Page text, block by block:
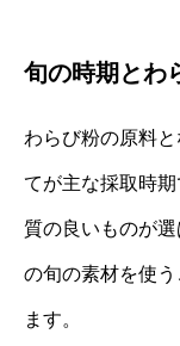
旬の時期とわ
わらび粉の原料
てが主な採取時
質の良いものが
の旬の素材を使
ます。